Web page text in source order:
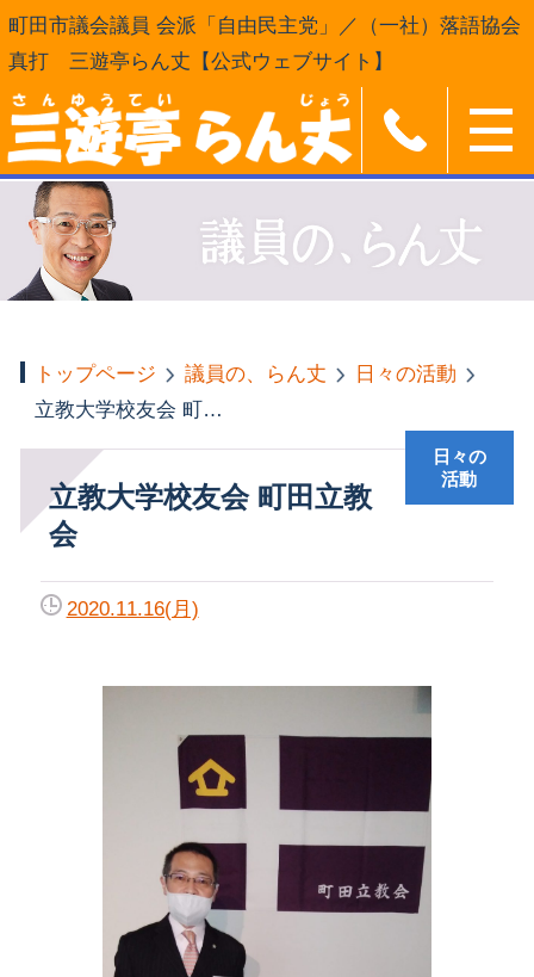
町田市議会議員 会派「自由民主党」／（一社）落語協会
真打 三遊亭らん丈【公式ウェブサイト】
トップページ 議員の、らん丈
日々の活動
立教大学校友会 町田立教会
立教大学校友会 町田立教
会
日々の
活動
2020.11.16(月)